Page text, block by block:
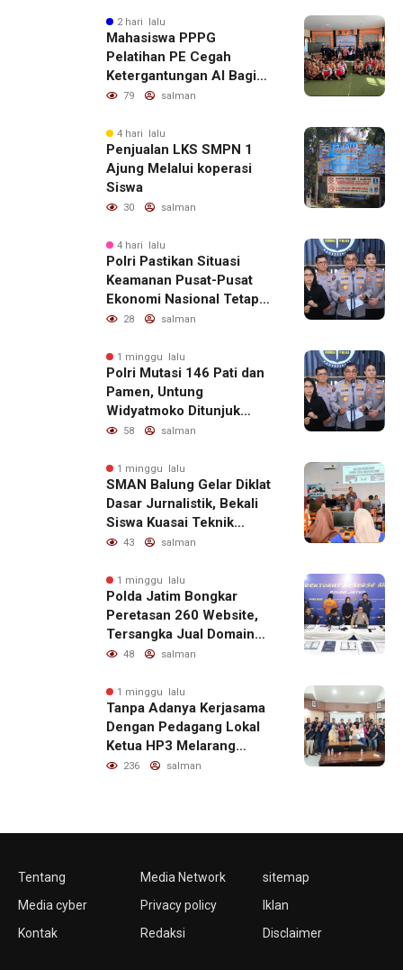
2 hari lalu
Mahasiswa PPPG
Pelatihan PE Cegah
Ketergantungan AI Bagi
79 salman
4 hari lalu
Penjualan LKS SMPN 1
Ajung Melalui koperasi
Siswa
30 salman
4 hari lalu
Polri Pastikan Situasi
Keamanan Pusat-Pusat
Ekonomi Nasional Tetap
Kondusif
28 salman
1 minggu lalu
Polri Mutasi 146 Pati dan
Pamen, Untung
Widyatmoko Ditunjuk
sebagai Kadivhubinter
58 salman
1 minggu lalu
SMAN Balung Gelar Diklat
Dasar Jurnalistik, Bekali
Siswa Kuasai Teknik
Menulis Berita yang
43 salman
1 minggu lalu
Polda Jatim Bongkar
Peretasan 260 Website,
Tersangka Jual Domain
untuk Promosi Judi Online
48 salman
1 minggu lalu
Tanpa Adanya Kerjasama
Dengan Pedagang Lokal
Ketua HP3 Melarang
Aktifitas Pedagang Ikan
236 salman
Tentang
Media cyber
Kontak
Media Network
Privacy policy
Redaksi
sitemap
Iklan
Disclaimer